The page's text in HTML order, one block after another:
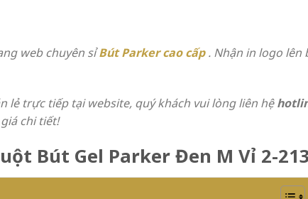
web chuyên sỉ Bút Parker cao cấp. Nhận in logo lên
lẻ trực tiếp tại website, quý khách vui lòng liên hệ
chi tiết!
Bút Gel Parker Đen M Vỉ 2-